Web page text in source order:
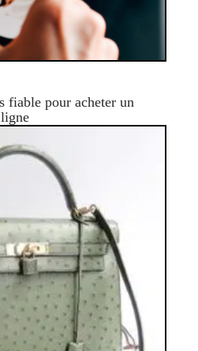
fiable pour acheter un